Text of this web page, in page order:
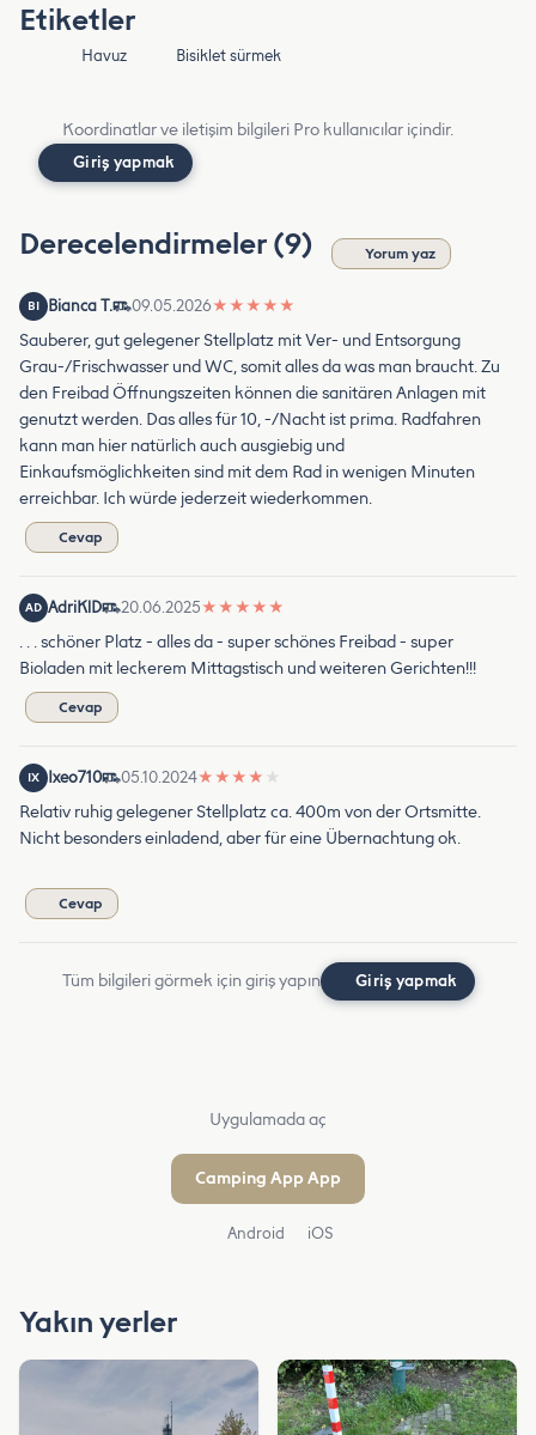
Etiketler
Havuz Bisiklet sürmek
Koordinatlar ve iletişim bilgileri Pro kullanıcılar içindir.
Giriş yapmak
Derecelendirmeler (9) Yorum yaz
BI Bianca T. 09.05.2026★ ★ ★ ★ ★
Sauberer, gut gelegener Stellplatz mit Ver- und Entsorgung
Grau-/Frischwasser und WC, somit alles da was man braucht. Zu
den Freibad Öffnungszeiten können die sanitären Anlagen mit
genutzt werden. Das alles für 10, -/Nacht ist prima. Radfahren
kann man hier natürlich auch ausgiebig und
Einkaufsmöglichkeiten sind mit dem Rad in wenigen Minuten
erreichbar. Ich würde jederzeit wiederkommen.
Cevap
AD AdriKlD 20.06.2025★ ★ ★ ★ ★
. . . schöner Platz - alles da - super schönes Freibad - super
Bioladen mit leckerem Mittagstisch und weiteren Gerichten!!!
Cevap
IX Ixeo710 05.10.2024★ ★ ★ ★ ★
Relativ ruhig gelegener Stellplatz ca. 400m von der Ortsmitte.
Nicht besonders einladend, aber für eine Übernachtung ok.
Cevap
Tüm bilgileri görmek için giriş yapın Giriş yapmak
Uygulamada aç
Camping App App
Android iOS
Yakın yerler